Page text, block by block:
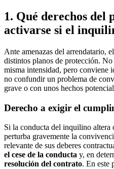
1. Qué derechos del
activarse si el
Ante amenazas del arrendatario,
distintos planos de protección.
misma intensidad, pero conviene
no confundir un problema de
grave o con unos hechos
Derecho a exigir el
Si la conducta del inquilino altera
perturba gravemente la
relevante de sus deberes
el cese de la conducta y, en
resolución del contrato. En este